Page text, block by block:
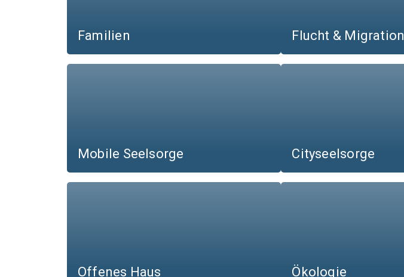
Familien Flucht & Migration
Mobile Seelsorge Cityseelsorge
Offenes Haus Ökologie